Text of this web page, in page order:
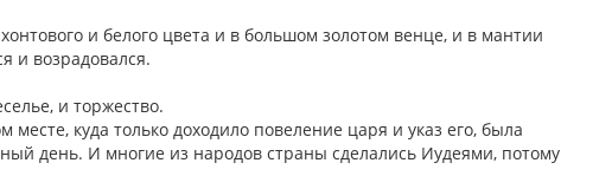
и белого цвета и в большом золотом венце, и в мантии
и возрадовался.
и торжество.
месте, куда только доходило повеление царя и указ его, была
день. И многие из народов страны сделались Иудеями, потому